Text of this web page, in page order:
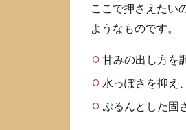
設計
にも
する
1.2
2 オ
ここで押さえたい
ようなものです。
甘みの出し方を
水っぽさを抑え
ぷるんとした固